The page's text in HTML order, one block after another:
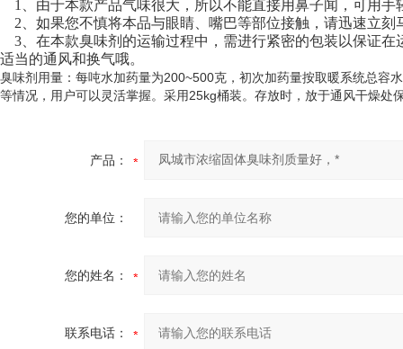
1、由于本款产品气味很大，所以不能直接用鼻子闻，可用手
2、如果您不慎将本品与眼睛、嘴巴等部位接触，请迅速立刻
3、在本款臭味剂的运输过程中，需进行紧密的包装以保证
适当的通风和换气哦。
臭味剂用量：每吨水加药量为200~500克，初次加药量按取暖系统总容
等情况，用户可以灵活掌握。采用25kg桶装。存放时，放于通风干燥
产品：
您的单位：
您的姓名：
联系电话：